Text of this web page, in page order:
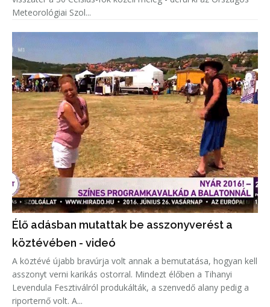
Meteorológiai Szol...
Élő adásban mutattak be asszonyverést a
köztévében - videó
A köztévé újabb bravúrja volt annak a bemutatása, hogyan kell
asszonyt verni karikás ostorral. Mindezt élőben a Tihanyi
Levendula Fesztiválról produkálták, a szenvedő alany pedig a
riporternő volt. A...